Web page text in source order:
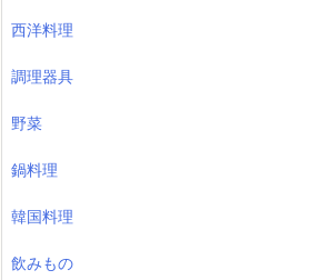
西洋料理
調理器具
野菜
鍋料理
韓国料理
飲みもの